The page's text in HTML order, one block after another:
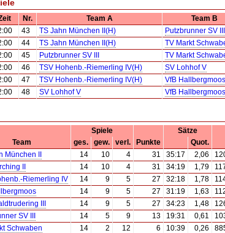
Nr. Team A Team B
43 TS Jahn München II(H) Putzbrunner SV III
44 TS Jahn München II(H) TV Markt
45 Putzbrunner SV III TV Markt
46 TSV Hohenb.-Riemerling IV(H) SV Lohhof V
47 TSV Hohenb.-Riemerling IV(H) VfB Hallbergmoos
48 SV Lohhof V VfB Hallbergmoos
Spiele Sätze
Team ges. gew. verl. Punkte Quot.
München II 14 10 4 31 35:17 2,06
II 14 10 4 31 34:19 1,79
Riemerling IV 14 9 5 27 32:18 1,78
14 9 5 27 31:19 1,63
III 14 9 5 27 34:23 1,48
SV III 14 5 9 13 19:31 0,61
Schwaben 14 2 12 6 10:39 0,26